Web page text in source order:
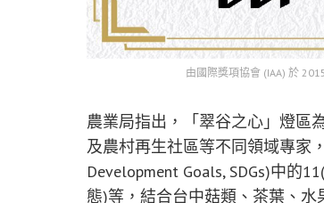
由國際獎項協會 (IAA) 於
農業局指出，「翠谷之心」燈區
及農村再生社區等不同領域專家
Development Goals, SDGs)中的
態)等，結合台中菇類、茶葉、